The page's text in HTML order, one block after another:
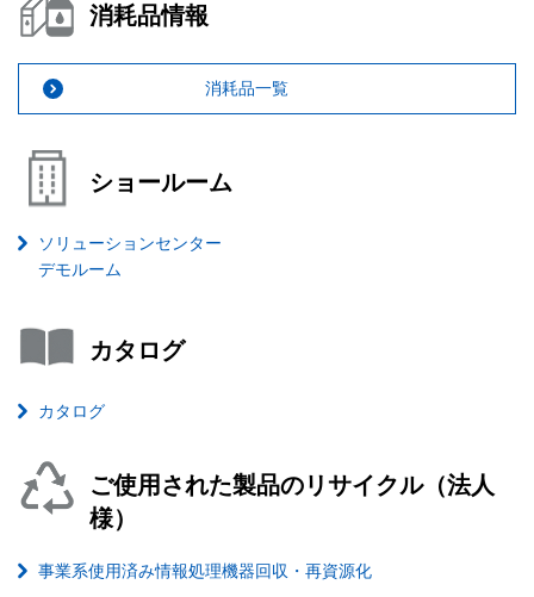
消耗品情報
消耗品一覧
ショールーム
ソリューションセンター
デモルーム
カタログ
カタログ
ご使用された製品のリサイクル（法人
様）
事業系使用済み情報処理機器回収・再資源化